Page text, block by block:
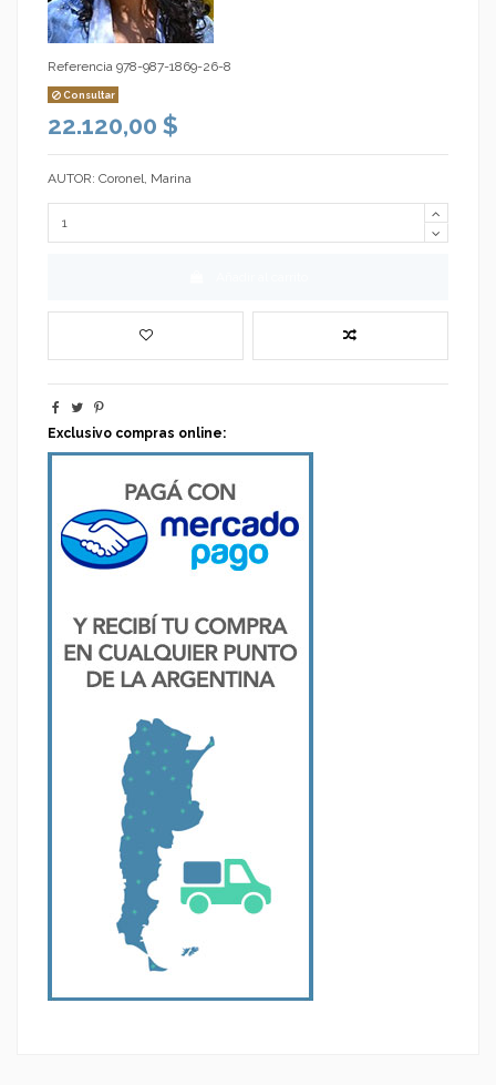
Referencia 978-987-1869-26-8
Consultar
22.120,00 $
AUTOR: Coronel, Marina
Exclusivo compras online: